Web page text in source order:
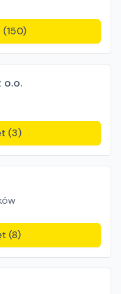
(150)
o.o.
(3)
(8)